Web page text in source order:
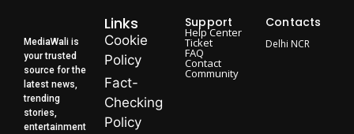
MediaWali is
your trusted
source for the
latest news,
trending
stories,
entertainment
Links
Cookie
Policy
Fact-
Checking
Policy
Support
Help Center
Ticket
FAQ
Contact
Community
Contacts
Delhi NCR